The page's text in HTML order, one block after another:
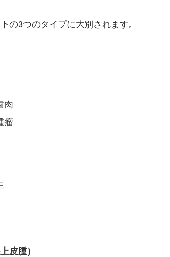
の3つのタイプに大別されます。
肉
瘤
皮腫）